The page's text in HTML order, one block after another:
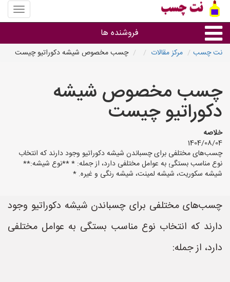
منوی
سایت
چسب
فروشنده ها
استان ها
نت چسب مرکز مقالات چسب مخصوص شیشه دکوراتیو چیست
چسب مخصوص شیشه
دکوراتیو چیست
خلاصه
1404/08/04
چسب‌های مختلفی برای چسباندن شیشه دکوراتیو وجود دارند که انتخاب
نوع مناسب بستگی به عوامل مختلفی دارد، از جمله: * **نوع شیشه:**
شیشه سکوریت، شیشه لمینت، شیشه رنگی و غیره. *
چسب‌های مختلفی برای چسباندن شیشه دکوراتیو وجود
دارند که انتخاب نوع مناسب بستگی به عوامل مختلفی
دارد، از جمله: